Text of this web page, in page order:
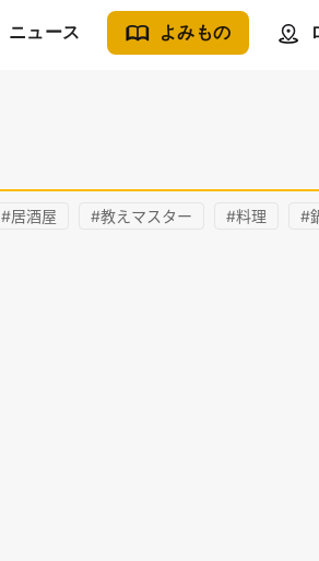
ニュース よみもの
#居酒屋 #教えマスター #料理 #